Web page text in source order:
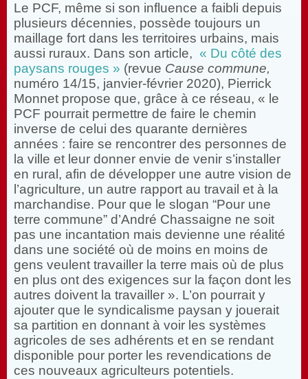
Le PCF, même si son influence a faibli depuis
plusieurs décennies, possède toujours un
maillage fort dans les territoires urbains, mais
aussi ruraux. Dans son article, « Du côté des
paysans rouges » (revue Cause commune,
numéro 14/15, janvier-février 2020), Pierrick
Monnet propose que, grâce à ce réseau, « le
PCF pourrait permettre de faire le chemin
inverse de celui des quarante dernières
années : faire se rencontrer des personnes de
la ville et leur donner envie de venir s’installer
en rural, afin de développer une autre vision de
l’agriculture, un autre rapport au travail et à la
marchandise. Pour que le slogan “Pour une
terre commune” d’André Chassaigne ne soit
pas une incantation mais devienne une réalité
dans une société où de moins en moins de
gens veulent travailler la terre mais où de plus
en plus ont des exigences sur la façon dont les
autres doivent la travailler ». L’on pourrait y
ajouter que le syndicalisme paysan y jouerait
sa partition en donnant à voir les systèmes
agricoles de ses adhérents et en se rendant
disponible pour porter les revendications de
ces nouveaux agriculteurs potentiels.